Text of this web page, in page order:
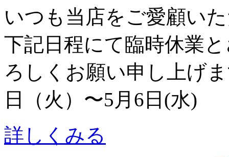
いつも当店をご愛顧い
下記日程にて臨時休業
ろしくお願い申し上げ
日（火）〜5月6日(水)
詳しくみる